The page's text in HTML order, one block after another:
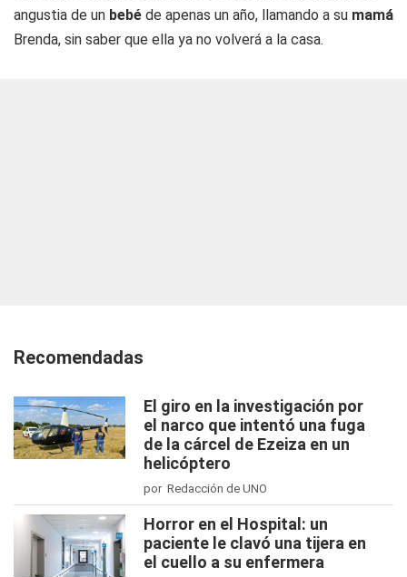
angustia de un bebé de apenas un año, llamando a su mamá
Brenda, sin saber que ella ya no volverá a la casa.
Recomendadas
El giro en la investigación por
el narco que intentó una fuga
de la cárcel de Ezeiza en un
helicóptero
por Redacción de UNO
Horror en el Hospital: un
paciente le clavó una tijera en
el cuello a su enfermera